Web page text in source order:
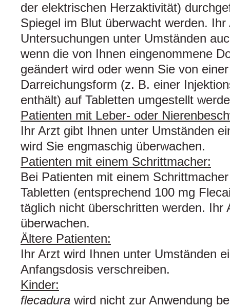
der elektrischen Herzaktivität)
Spiegel im Blut überwacht werden.
Untersuchungen unter Umständen
wenn die von Ihnen eingenommene
geändert wird oder wenn Sie von
Darreichungsform (z. B. einer
enthält) auf Tabletten umgestellt
Patienten mit Leber- oder
Ihr Arzt gibt Ihnen unter Umständen
wird Sie engmaschig überwachen.
Patienten mit einem Schrittmacher:
Bei Patienten mit einem
Tabletten (entsprechend 100 mg
täglich nicht überschritten werden. Ihr
überwachen.
Ältere Patienten:
Ihr Arzt wird Ihnen unter Umständen
Anfangsdosis verschreiben.
Kinder:
flecadura wird nicht zur Anwendung